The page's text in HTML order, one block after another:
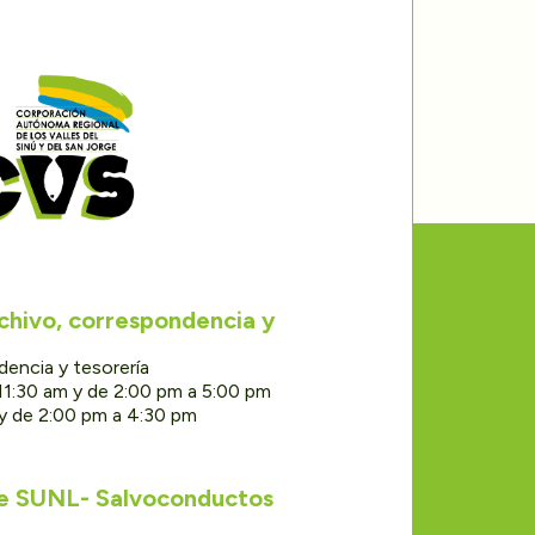
correspondencia y
y tesorería
am y de 2:00 pm a 5:00 pm
de 2:00 pm a 4:30 pm
SUNL- Salvoconductos